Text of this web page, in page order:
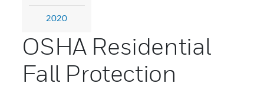
2020
OSHA Residential
Fall Protection